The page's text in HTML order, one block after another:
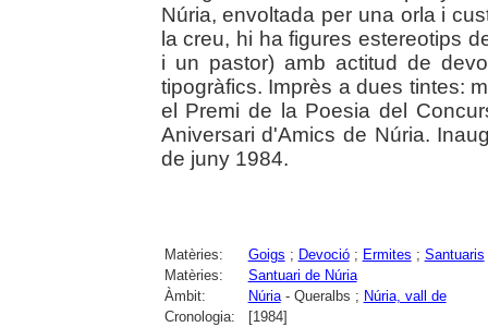
Núria, envoltada per una orla i
la creu, hi ha figures estereotips
i un pastor) amb actitud de
tipogràfics. Imprès a dues tintes:
el Premi de la Poesia del
Aniversari d'Amics de Núria.
de juny 1984.
Matèries: Goigs ; Devoció; Ermites ; Santuaris
Matèries:
Santuari de Núria
Àmbit:
Núria- Queralbs ; Núria, vall de
Cronologia:
[1984]